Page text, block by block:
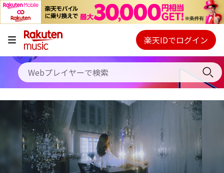
キャンペーン
料金プラン
使い方
初回30日間無料お試し
Webプレイヤー
ご契約内容の確認・変更
楽天IDでログイン